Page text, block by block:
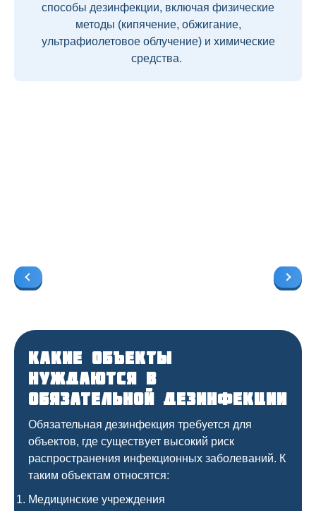
способы дезинфекции, включая физические
методы (кипячение, обжигание,
ультрафиолетовое облучение) и химические
средства.
Какие объекты
нуждаются в
обязательной дезинфекции
Обязательная дезинфекция требуется для
объектов, где существует высокий риск
распространения инфекционных заболеваний. К
таким объектам относятся:
Медицинские учреждения